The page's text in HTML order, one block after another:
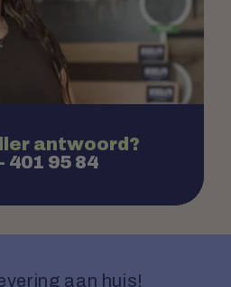
antwoord?
401 95 84
aan huis!